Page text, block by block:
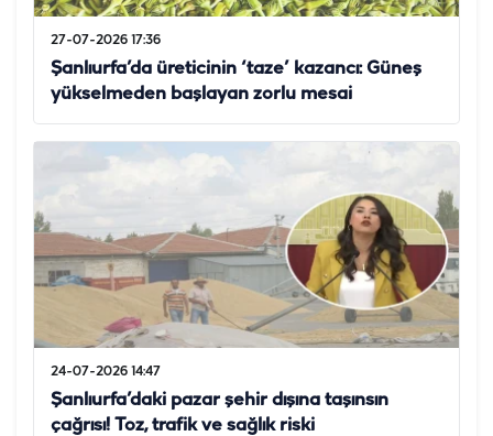
27-07-2026 17:36
Şanlıurfa’da üreticinin ‘taze’ kazancı: Güneş
yükselmeden başlayan zorlu mesai
24-07-2026 14:47
Şanlıurfa’daki pazar şehir dışına taşınsın
çağrısı! Toz, trafik ve sağlık riski